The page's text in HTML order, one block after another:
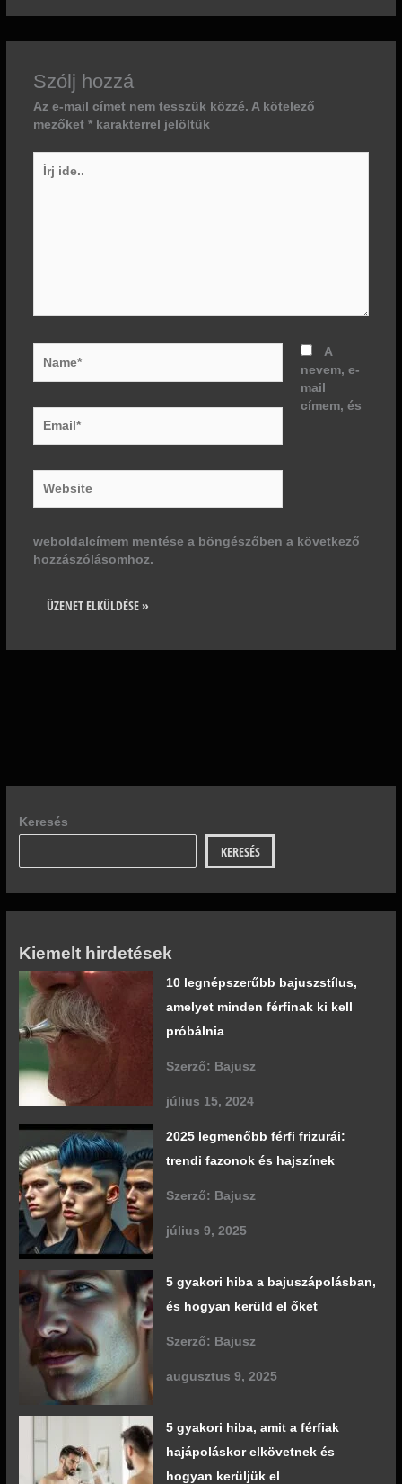
Szólj hozzá
Az e-mail címet nem tesszük közzé. A kötelező
mezőket *karakterrel jelöltük
ide..
A
nevem, e-
mail
címem, és
weboldalcímem mentése a böngészőben a következő
hozzászólásomhoz.
Keresés
KERESÉS
Kiemelt hirdetések
10 legnépszerűbb bajuszstílus,
amelyet minden férfinak ki kell
próbálnia
Szerző: Bajusz
július 15, 2024
2025 legmenőbb férfi frizurái:
trendi fazonok és hajszínek
Szerző: Bajusz
július 9, 2025
5 gyakori hiba a bajuszápolásban,
és hogyan kerüld el őket
Szerző: Bajusz
augusztus 9, 2025
5 gyakori hiba, amit a férfiak
hajápoláskor elkövetnek és
hogyan kerüljük el